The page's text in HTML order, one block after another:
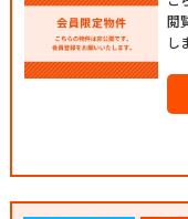
閲
し